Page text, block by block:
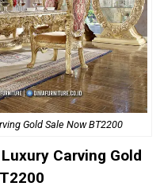
Gold Sale Now BT2200
Carving Gold